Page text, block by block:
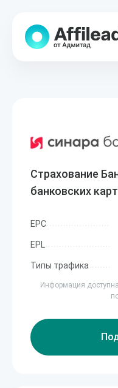
Страхование
банковских карт
EPC
EPL
Типы трафика
Информация